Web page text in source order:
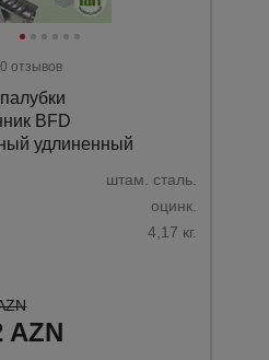
0 отзывов
BFD
удлиненный
штам. сталь.
оцинк.
4,17 кг.
AZN